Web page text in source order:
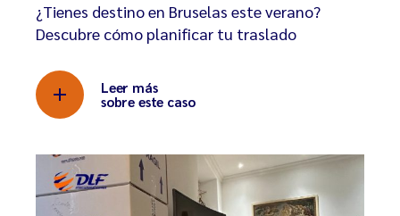
¿Tienes destino en Bruselas este verano?
Descubre cómo planificar tu traslado
Leer más
sobre este caso